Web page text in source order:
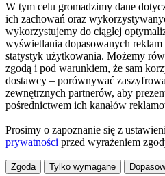
W tym celu gromadzimy dane
ich zachowań oraz
wykorzystujemy do ciągłej
wyświetlania dopasowanych
statystyk użytkowania. Możemy
zgodą i pod warunkiem, że sam
dostawcy – porównywać
zewnętrznych partnerów, aby
pośrednictwem ich kanałów
Prosimy o zapoznanie się z
prywatności przed wyrażeniem
Zgoda Tylko wymagane